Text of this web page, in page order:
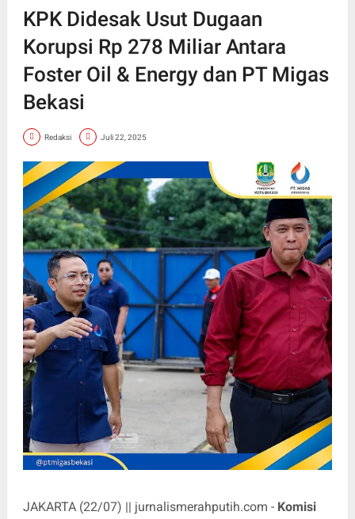
KPK Didesak Usut Dugaan
Korupsi Rp 278 Miliar Antara
Foster Oil & Energy dan PT Migas
Bekasi
Redaksi Juli 22, 2025
JAKARTA (22/07) || jurnalismerahputih.com - Komisi